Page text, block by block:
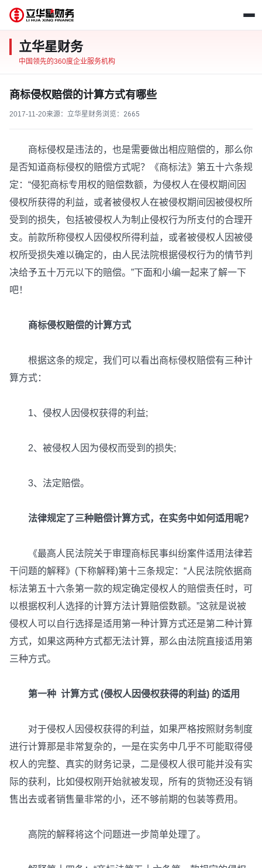
立华星财务
中国领先的360度企业服务机构
商标侵权赔偿的计算方式有哪些
2017-11-20来源：立华星财务浏览： 2665
商标侵权是违法的，也是需要做出相应赔偿的，那么你
是否知道商标侵权的赔偿方式呢？《商标法》第五十六条规
定：“侵犯商标专用权的赔偿数额，为侵权人在侵权期间因
侵权所获得的利益，或者被侵权人在被侵权期间因被侵权所
受到的损失，包括被侵权人为制止侵权行为所支付的合理开
支。前款所称侵权人因侵权所得利益，或者被侵权人因被侵
权所受损失难以确定的，由人民法院根据侵权行为的情节判
决给予五十万元以下的赔偿。”下面和小编一起来了解一下
吧！
商标侵权赔偿的计算方式
根据这条的规定，我们可以看出商标侵权赔偿有三种计
算方式：
1、侵权人因侵权获得的利益;
2、被侵权人因为侵权而受到的损失;
3、法定赔偿。
法律规定了三种赔偿计算方式，在实务中如何适用呢?
《最高人民法院关于审理商标民事纠纷案件适用法律若
干问题的解释》(下称解释)第十三条规定：“人民法院依据商
标法第五十六条第一款的规定确定侵权人的赔偿责任时，可
以根据权利人选择的计算方法计算赔偿数额。”这就是说被
侵权人可以自行选择是适用第一种计算方式还是第二种计算
方式，如果这两种方式都无法计算，那么由法院直接适用第
三种方式。
第一种 计算方式 (侵权人因侵权获得的利益) 的适用
对于侵权人因侵权获得的利益，如果严格按照财务制度
进行计算那是非常复杂的，一是在实务中几乎不可能取得侵
权人的完整、真实的财务记录，二是侵权人很可能并没有实
际的获利，比如侵权刚开始就被发现，所有的货物还没有销
售出去或者销售量非常的小，还不够前期的包装等费用。
高院的解释将这个问题进一步简单处理了。